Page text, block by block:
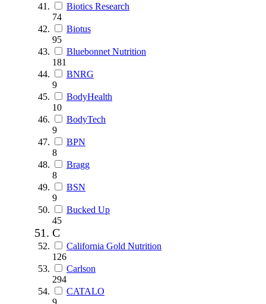
Biotics Research
74
Biotus
95
Bluebonnet Nutrition
181
BNRG
9
BodyHealth
10
BodyTech
9
BPN
8
Bragg
8
BSN
9
Bucked Up
45
C
California Gold Nutrition
126
Carlson
294
CATALO
9